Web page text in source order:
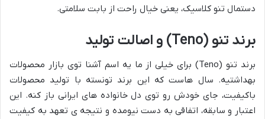
دستمال تنو کلاسیک، یعنی خیال راحت از بابت سلامتی.
برند تنو (Teno) و اصالت تولید
برند تنو (Teno) برای خیلی از ما یه اسم آشنا توی بازار محصولات
بهداشتیه. سال هاست که این برند تونسته با تولید محصولات
باکیفیت، جای خودش رو توی دل خانواده های ایرانی باز کنه. این
اعتبار و سابقه، اتفاقی به دست نیومده و نتیجه ی تعهد به کیفیت